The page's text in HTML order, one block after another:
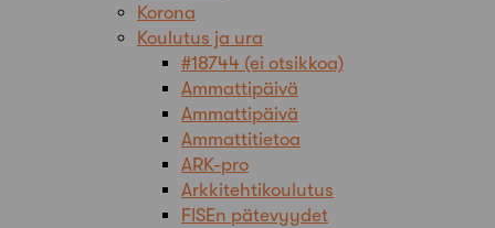
Korona
Koulutus ja ura
#18744 (ei otsikkoa)
Ammattipäivä
Ammattipäivä
Ammattitietoa
ARK-pro
Arkkitehtikoulutus
FISEn pätevyydet